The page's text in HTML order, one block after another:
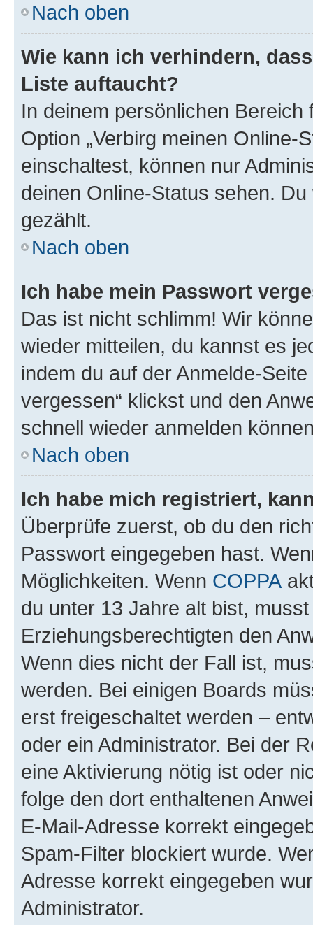
Nach oben
Wie kann ich verhindern,
Liste auftaucht?
In deinem persönlichen
Option „Verbirg meinen Online-
einschaltest, können nur
deinen Online-Status sehen.
gezählt.
Nach oben
Ich habe mein Passwort
Das ist nicht schlimm! Wir
wieder mitteilen, du kannst es
indem du auf der Anmelde-
vergessen“ klickst und den
schnell wieder anmelden
Nach oben
Ich habe mich registriert,
Überprüfe zuerst, ob du den
Passwort eingegeben hast.
Möglichkeiten. Wenn COPPA
du unter 13 Jahre alt bist,
Erziehungsberechtigten den
Wenn dies nicht der Fall ist,
werden. Bei einigen Boards
erst freigeschaltet werden –
oder ein Administrator. Bei der
eine Aktivierung nötig ist oder
folge den dort enthaltenen
E-Mail-Adresse korrekt
Spam-Filter blockiert wurde.
Adresse korrekt eingegeben
Administrator.